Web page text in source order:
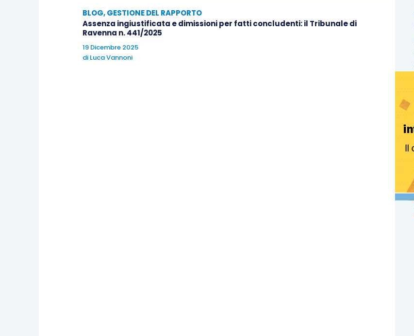
BLOG,GESTIONE DEL RAPPORTO
Assenza ingiustificata e dimissioni per fatti concludenti: il Tribunale di
Ravenna n. 441/2025
19 Dicembre 2025
di Luca Vannoni